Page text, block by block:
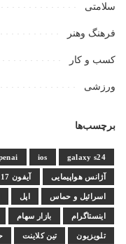
سلامتی
فرهنگ وهنر
کسب و کار
ورزشی
برچسب‌ها
galaxy s24
ios
آژانس هواپیمایی آیفون 17
اسرائیل و حماس اپل
اینستاگرام بازار سهام
تلویزیون تین کلاینت